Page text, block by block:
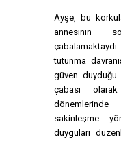
Ayşe, bu
annesinin
tutunma
güven
çabası
sakinleşme
duyguları